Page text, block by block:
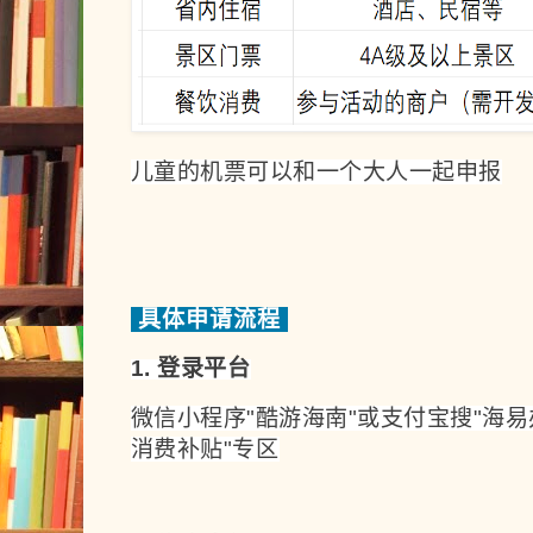
儿童的机票可以和一个大人一起申报
具体申请流程
1. 登录平台
微信小程序"酷游海南"或支付宝搜"海
消费补贴"专区